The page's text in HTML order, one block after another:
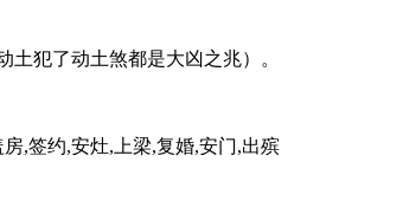
犯了动土煞都是大凶之兆）。
,签约,安灶,上梁,复婚,安门,出殡